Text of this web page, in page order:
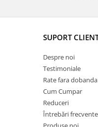
SUPORT
Despre noi
Testimoniale
Rate fara dobanda
Cum Cumpar
Reduceri
Întrebări frecvente